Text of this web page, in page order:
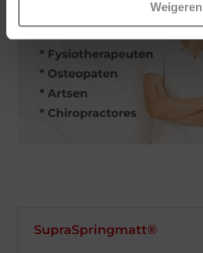
Weigeren
SupraSpringmatt®